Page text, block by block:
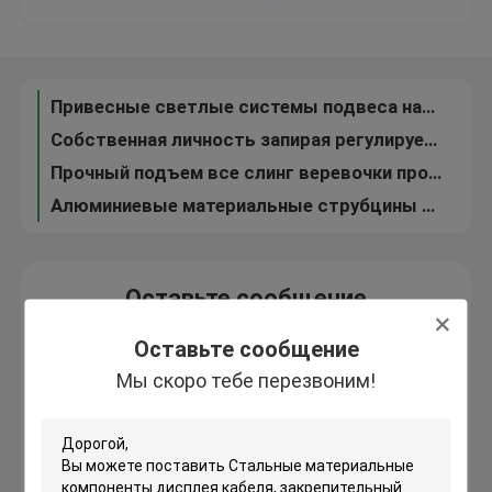
Оставьте сообщение
Мы скоро тебе перезвоним!
Путешествие фабрики
Проверка качества
Спросите цитату
Грипперс регулируемого кабеля
Привесные светлые системы подвеса набора подвеса/освещения устанавливая аксессуары
Собственная личность запирая регулируемую длину таможни подвесных полка для кабелей/систем индикации смертной казни через повешение провода
Прочный подъем все слинг веревочки провода/поднимаясь слинги кабеля для системы подвеса
Алюминиевые материальные струбцины стороны компонентов дисплея кабеля для конференц-залов
Оставьте сообщение